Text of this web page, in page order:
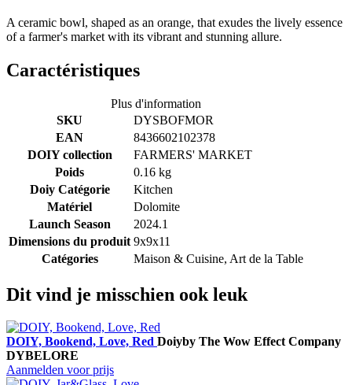
A ceramic bowl, shaped as an orange, that exudes the lively essence
of a farmer's market with its vibrant and stunning allure.
Caractéristiques
Plus d'information
SKU
DYSBOFMOR
EAN
8436602102378
DOIY collection
FARMERS' MARKET
Poids
0.16 kg
Doiy Catégorie
Kitchen
Matériel
Dolomite
Launch Season
2024.1
Dimensions du produit 9x9x11
Catégories
Maison & Cuisine, Art de la Table
Dit vind je misschien ook leuk
DOIY, Bookend, Love, Red Doiyby The Wow Effect Company
DYBELORE
Aanmelden voor prijs